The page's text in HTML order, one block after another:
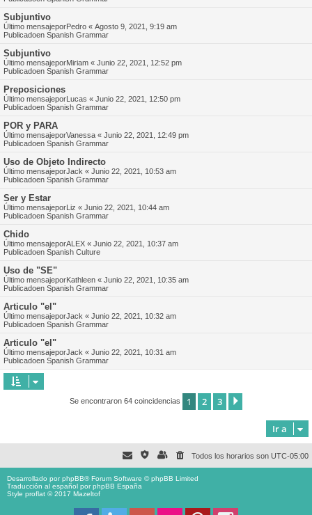
Subjuntivo
Último mensajeporPedro « Agosto 9, 2021, 9:19 am
Publicadoen Spanish Grammar
Subjuntivo
Último mensajeporMiriam « Junio 22, 2021, 12:52 pm
Publicadoen Spanish Grammar
Preposiciones
Último mensajeporLucas « Junio 22, 2021, 12:50 pm
Publicadoen Spanish Grammar
POR y PARA
Último mensajeporVanessa « Junio 22, 2021, 12:49 pm
Publicadoen Spanish Grammar
Uso de Objeto Indirecto
Último mensajeporJack « Junio 22, 2021, 10:53 am
Publicadoen Spanish Grammar
Ser y Estar
Último mensajeporLiz « Junio 22, 2021, 10:44 am
Publicadoen Spanish Grammar
Chido
Último mensajeporALEX « Junio 22, 2021, 10:37 am
Publicadoen Spanish Culture
Uso de "SE"
Último mensajeporKathleen « Junio 22, 2021, 10:35 am
Publicadoen Spanish Grammar
Articulo "el"
Último mensajeporJack « Junio 22, 2021, 10:32 am
Publicadoen Spanish Grammar
Articulo "el"
Último mensajeporJack « Junio 22, 2021, 10:31 am
Publicadoen Spanish Grammar
Se encontraron 64 coincidencias 1 2 3
Ir a
Todos los horarios son UTC-05:00
Desarrollado porphpBB® Forum Software © phpBB Limited
Traducción al español porphpBB España
Style proflat © 2017 Mazeltof